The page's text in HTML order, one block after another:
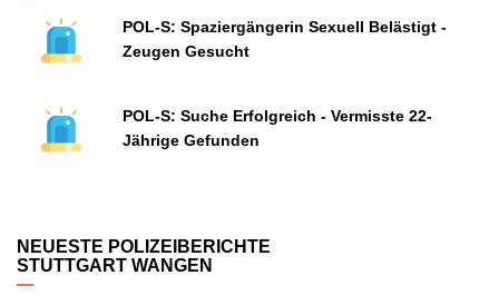
POL-S: Spaziergängerin Sexuell Belästigt -
Zeugen Gesucht
POL-S: Suche Erfolgreich - Vermisste 22-
Jährige Gefunden
NEUESTE POLIZEIBERICHTE
STUTTGART WANGEN